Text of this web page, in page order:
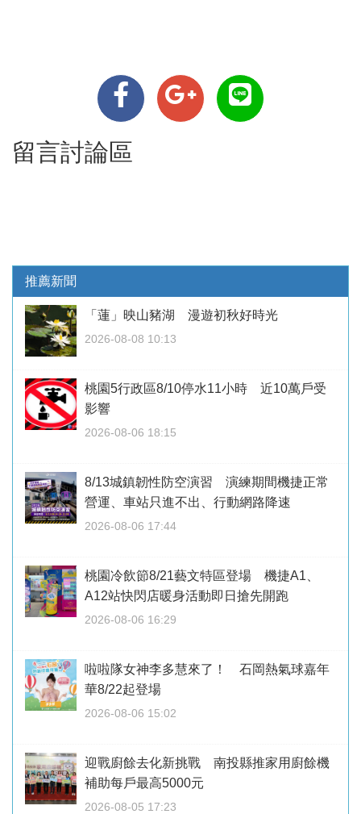
留言討論區
推薦新聞
「蓮」映山豬湖 漫遊初秋好時光
2026-08-08 10:13
桃園5行政區8/10停水11小時 近10萬戶受
影響
2026-08-06 18:15
8/13城鎮韌性防空演習 演練期間機捷正常
營運、車站只進不出、行動網路降速
2026-08-06 17:44
桃園冷飲節8/21藝文特區登場 機捷A1、
A12站快閃店暖身活動即日搶先開跑
2026-08-06 16:29
啦啦隊女神李多慧來了！ 石岡熱氣球嘉年
華8/22起登場
2026-08-06 15:02
迎戰廚餘去化新挑戰 南投縣推家用廚餘機
補助每戶最高5000元
2026-08-05 17:23